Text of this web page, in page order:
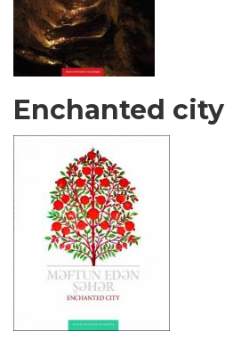
Enchanted city